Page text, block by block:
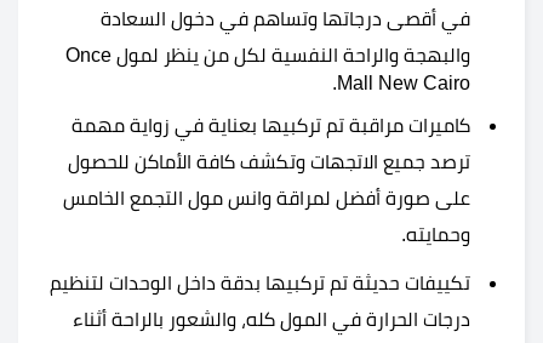
في أقصى درجاتها وتساهم في دخول السعادة
والبهجة والراحة النفسية لكل من ينظر لمول Once
Mall New Cairo.
كاميرات مراقبة تم تركبيها بعناية في زواية مهمة
ترصد جميع الاتجهات وتكشف كافة الأماكن للحصول
على صورة أفضل لمراقة وانس مول التجمع الخامس
وحمايته.
تكييفات حديثة تم تركبيها بدقة داخل الوحدات لتنظيم
درجات الحرارة في المول كله، والشعور بالراحة أثناء